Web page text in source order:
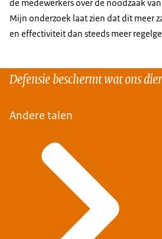
de medewerkers over de noodzaak
Mijn onderzoek laat zien dat dit meer
en effectiviteit dan steeds meer
Defensie beschermt wat ons
Andere talen